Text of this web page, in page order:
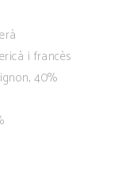
i francès
40%